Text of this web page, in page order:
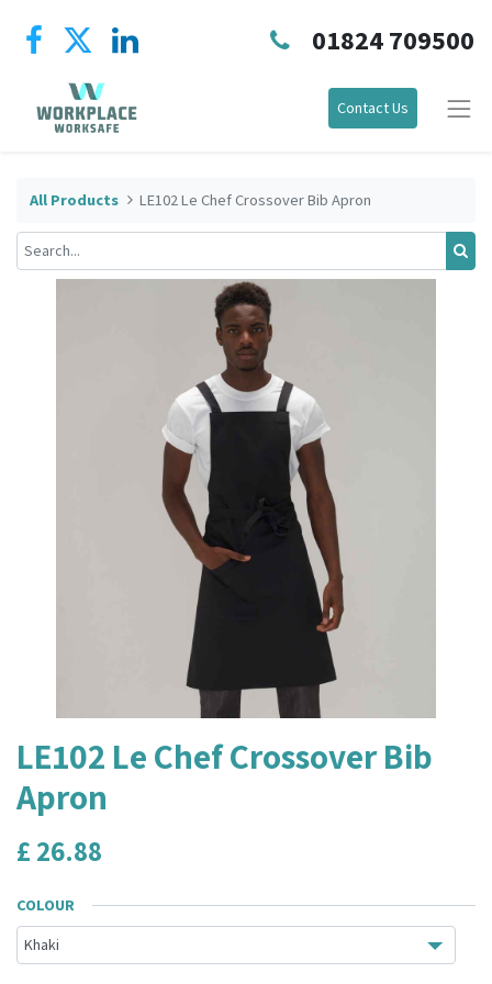
01824 709500
Contact Us
All Products LE102 Le Chef Crossover Bib Apron
LE102 Le Chef Crossover Bib
Apron
£ 26.88
COLOUR